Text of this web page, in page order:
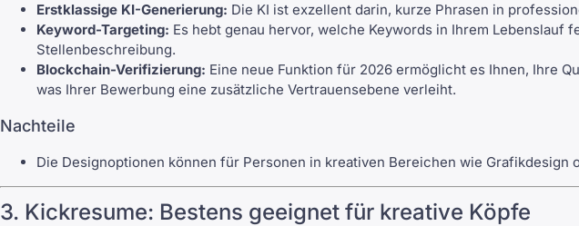
Erstklassige KI-Generierung: Die KI ist exzellent darin, kurze Phrasen in
Keyword-Targeting: Es hebt genau hervor, welche Keywords in Ihrem Lebenslauf
Stellenbeschreibung.
Blockchain-Verifizierung: Eine neue Funktion für 2026 ermöglicht es Ihnen, Ihre
was Ihrer Bewerbung eine zusätzliche Vertrauensebene verleiht.
Nachteile
Die Designoptionen können für Personen in kreativen Bereichen wie Grafikdesign
3. Kickresume: Bestens geeignet für kreative Köpfe